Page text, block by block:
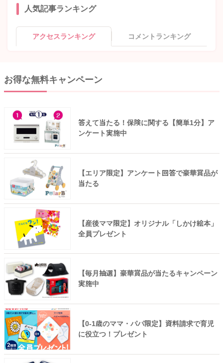
人気記事ランキング
アクセスランキング コメントランキング
お得な無料キャンペーン
答えて当たる！保険に関する【簡単1分】ア
ンケート実施中
【エリア限定】アンケート回答で豪華賞品が
当たる
【産後ママ限定】オリジナル「しかけ絵本」
全員プレゼント
【毎月抽選】豪華賞品が当たるキャンペーン
実施中
【0-1歳のママ・パパ限定】資料請求で育児
に役立つ！プレゼント